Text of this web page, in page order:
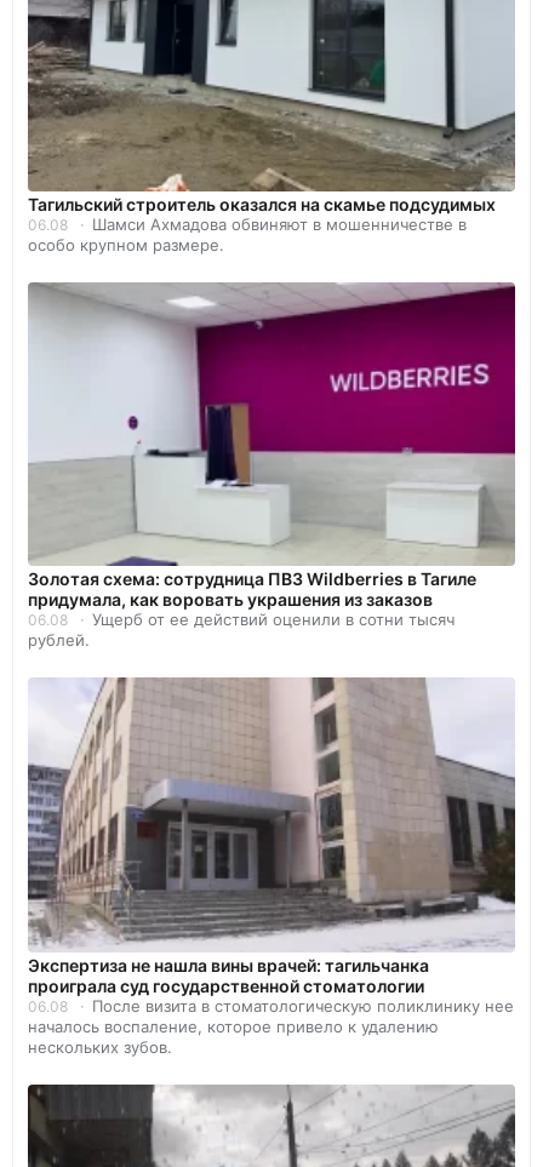
Тагильский строитель оказался на скамье подсудимых
06.08
Шамси Ахмадова обвиняют в мошенничестве в
особо крупном размере.
Золотая схема: сотрудница ПВЗ Wildberries в Тагиле
придумала, как воровать украшения из заказов
06.08
Ущерб от ее действий оценили в сотни тысяч
рублей.
Экспертиза не нашла вины врачей: тагильчанка
проиграла суд государственной стоматологии
06.08
После визита в стоматологическую поликлинику нее
началось воспаление, которое привело к удалению
нескольких зубов.